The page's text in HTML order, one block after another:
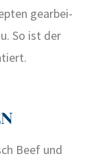
gear­bei­
So ist der
Beef und